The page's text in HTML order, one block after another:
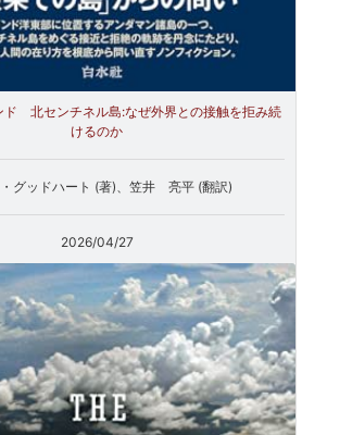
ド 北センチネル島:なぜ外界との接触を拒み続
けるのか
グッドハート (著)、笠井 亮平 (翻訳)
2026/04/27